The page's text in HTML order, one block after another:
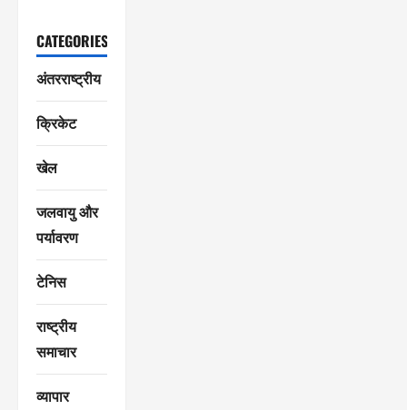
CATEGORIES
अंतरराष्ट्रीय
क्रिकेट
खेल
जलवायु और
पर्यावरण
टेनिस
राष्ट्रीय
समाचार
व्यापार